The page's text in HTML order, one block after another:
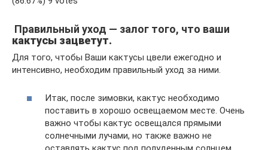
Правильный уход — залог того, что ваши
кактусы зацветут.
Для того, чтобы Ваши кактусы цвели ежегодно и
интенсивно, необходим правильный уход за ними.
Итак, после зимовки, кактус необходимо
поставить в хорошо освещаемом месте. Очень
важно чтобы кактус освещался прямыми
солнечными лучами, но также важно не